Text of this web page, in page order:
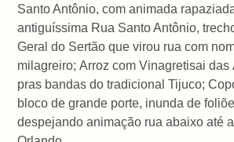
Santo Antônio, com animada
antiguíssima Rua Santo Antônio,
Geral do Sertão que virou rua com
milagreiro; Arroz com Vinagretisai das
pras bandas do tradicional Tijuco;
bloco de grande porte, inunda de
despejando animação rua abaixo até